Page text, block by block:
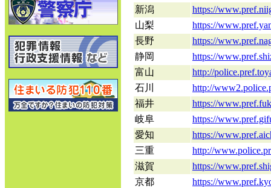
新潟
https://
山梨
https://
長野
https://
静岡
https://
富山
http://
石川
http://
福井
https://
岐阜
https://
愛知
https://
三重
http://
滋賀
https://
京都
https://